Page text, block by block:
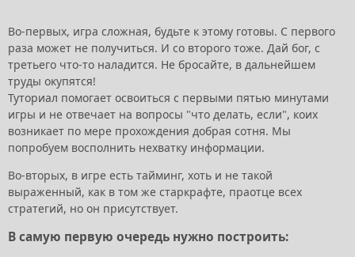
Во-первых, игра сложная, будьте к этому готовы. С первого
раза может не получиться. И со второго тоже. Дай бог, с
третьего что-то наладится. Не бросайте, в дальнейшем
труды окупятся!
Туториал помогает освоиться с первыми пятью минутами
игры и не отвечает на вопросы "что делать, если", коих
возникает по мере прохождения добрая сотня. Мы
попробуем восполнить нехватку информации.
Во-вторых, в игре есть тайминг, хоть и не такой
выраженный, как в том же старкрафте, праотце всех
стратегий, но он присутствует.
В самую первую очередь нужно построить: